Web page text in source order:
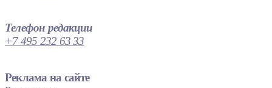
Телефон редакции
+7 495 232 63 33
Реклама на сайте